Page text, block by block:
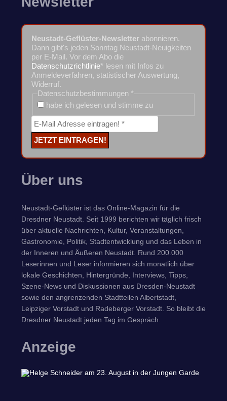
Neustadt-Geflüster-Newsletter abonnieren.
Dann gibt's jeden Sonntag Neustadt-Neuigkeiten
per E-Mail. Vor dem Abo die
Datenschutzrichtlinie* lesen mit Infos zu
Anmeldeverfahren, statistischer Auswertung,
Widerruf.
Datenschutzbestimmungen *
habe ich gelesen und stimme zu
Über uns
Neustadt-Geflüster ist das Online-Magazin für die
Dresdner Neustadt. Seit 1999 berichten wir täglich frisch
über aktuelle Nachrichten, Kultur, Veranstaltungen,
Gastronomie, Politik, Stadtentwicklung und das Leben in
der Inneren und Äußeren Neustadt. Rund 200.000
Leserinnen und Leser informieren sich monatlich über
lokale Geschichten, Hintergründe, Interviews, Tipps,
Szene-News und Diskussionen aus Dresden-Neustadt
sowie den angrenzenden Stadtteilen Albertstadt,
Leipziger Vorstadt und Radeberger Vorstadt. So bleibt die
Dresdner Neustadt jeden Tag im Gespräch.
Anzeige